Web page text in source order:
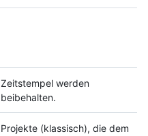
Zeitstempel werden
beibehalten.
Projekte (klassisch), die dem